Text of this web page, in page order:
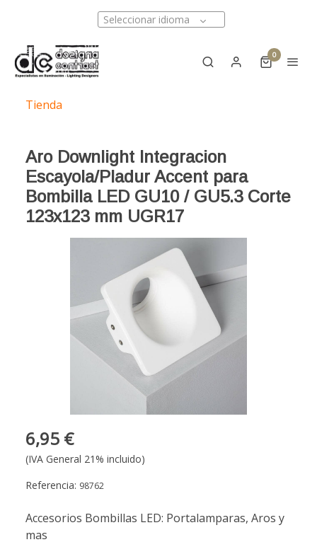
Seleccionar idioma
0
Tienda
Aro Downlight Integracion
Escayola/Pladur Accent para
Bombilla LED GU10 / GU5.3 Corte
123x123 mm UGR17
6,95 €
(IVA General 21% incluido)
Referencia: 98762
Accesorios Bombillas LED: Portalamparas, Aros y
mas